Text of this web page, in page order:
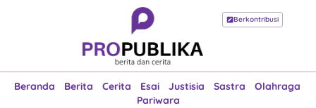
Berkontribusi
Beranda Berita Cerita Esai Justisia Sastra
Olahraga
Pariwara
Beranda
Esai
Justisia
Sastra
Olahraga
Pariwara